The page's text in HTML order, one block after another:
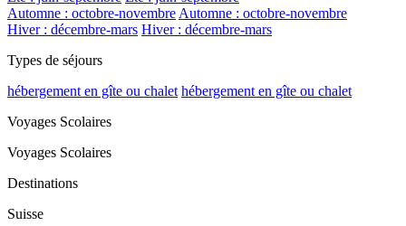
Automne : octobre-novembreAutomne : octobre-novembre
Hiver : décembre-mars Hiver : décembre-mars
Types de séjours
hébergement en gîte ou chalet hébergement en gîte ou chalet
Voyages Scolaires
Voyages Scolaires
Destinations
Suisse